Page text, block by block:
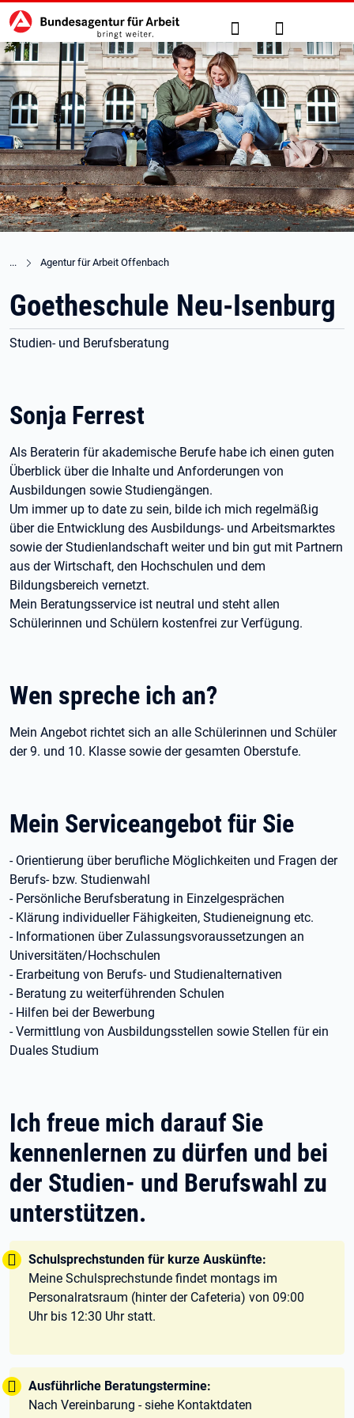
zu den Hauptinhalten springen
Hauptnavigation Suche Anmelden
Agentur für Arbeit Offenbach
Goetheschule Neu-Isenburg
Studien- und Berufsberatung
Sonja Ferrest
Als Beraterin für akademische Berufe habe ich einen guten
Überblick über die Inhalte und Anforderungen von
Ausbildungen sowie Studiengängen.
Um immer up to date zu sein, bilde ich mich regelmäßig
über die Entwicklung des Ausbildungs- und Arbeitsmarktes
sowie der Studienlandschaft weiter und bin gut mit Partnern
aus der Wirtschaft, den Hochschulen und dem
Bildungsbereich vernetzt.
Mein Beratungsservice ist neutral und steht allen
Schülerinnen und Schülern kostenfrei zur Verfügung.
Wen spreche ich an?
Mein Angebot richtet sich an alle Schülerinnen und Schüler
der 9. und 10. Klasse sowie der gesamten Oberstufe.
Mein Serviceangebot für Sie
- Orientierung über berufliche Möglichkeiten und Fragen der
Berufs- bzw. Studienwahl
- Persönliche Berufsberatung in Einzelgesprächen
- Klärung individueller Fähigkeiten, Studieneignung etc.
- Informationen über Zulassungsvoraussetzungen an
Universitäten/Hochschulen
- Erarbeitung von Berufs- und Studienalternativen
- Beratung zu weiterführenden Schulen
- Hilfen bei der Bewerbung
- Vermittlung von Ausbildungsstellen sowie Stellen für ein
Duales Studium
Ich freue mich darauf Sie
kennenlernen zu dürfen und bei
der Studien- und Berufswahl zu
unterstützen.
Tipp:
Schulsprechstunden für kurze Auskünfte:
Meine Schulsprechstunde findet montags im
Personalratsraum (hinter der Cafeteria) von 09:00
Uhr bis 12:30 Uhr statt.
Tipp:
Ausführliche Beratungstermine:
Nach Vereinbarung - siehe Kontaktdaten